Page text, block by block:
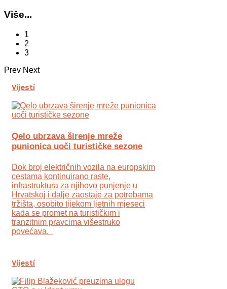
Više...
1
2
3
Prev Next
Vijesti
Qelo ubrzava širenje mreže
punionica uoči turističke sezone
Dok broj električnih vozila na europskim
cestama kontinuirano raste,
infrastruktura za njihovo punjenje u
Hrvatskoj i dalje zaostaje za potrebama
tržišta, osobito tijekom ljetnih mjeseci
kada se promet na turističkim i
tranzitnim pravcima višestruko
povećava.
Vijesti